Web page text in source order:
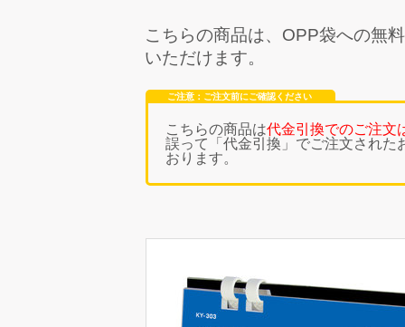
こちらの商品は、 OPP袋への無
いただけます。
ご注意：ご注文前にご確認ください
こちらの商品は代金引換でのご注文
誤って「代金引換」でご注文された
おります。